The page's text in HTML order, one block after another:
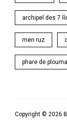
archipel des 7
men ruz
phare de
Copyright © 2026